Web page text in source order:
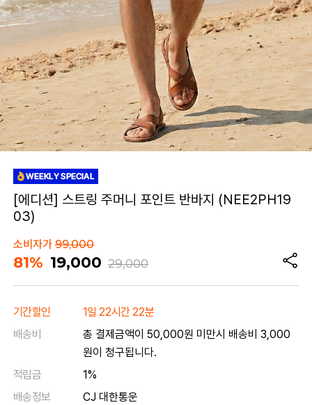
[에디션] 스트링 주머니 포인트 반바지 (NEE2PH19
03)
소비자가99,000
81% 19,000 29,000
기간할인
1일 22시간 22분
배송비
총 결제금액이 50,000원 미만시 배송비 3,000
원이 청구됩니다.
적립금
1%
배송정보
CJ 대한통운